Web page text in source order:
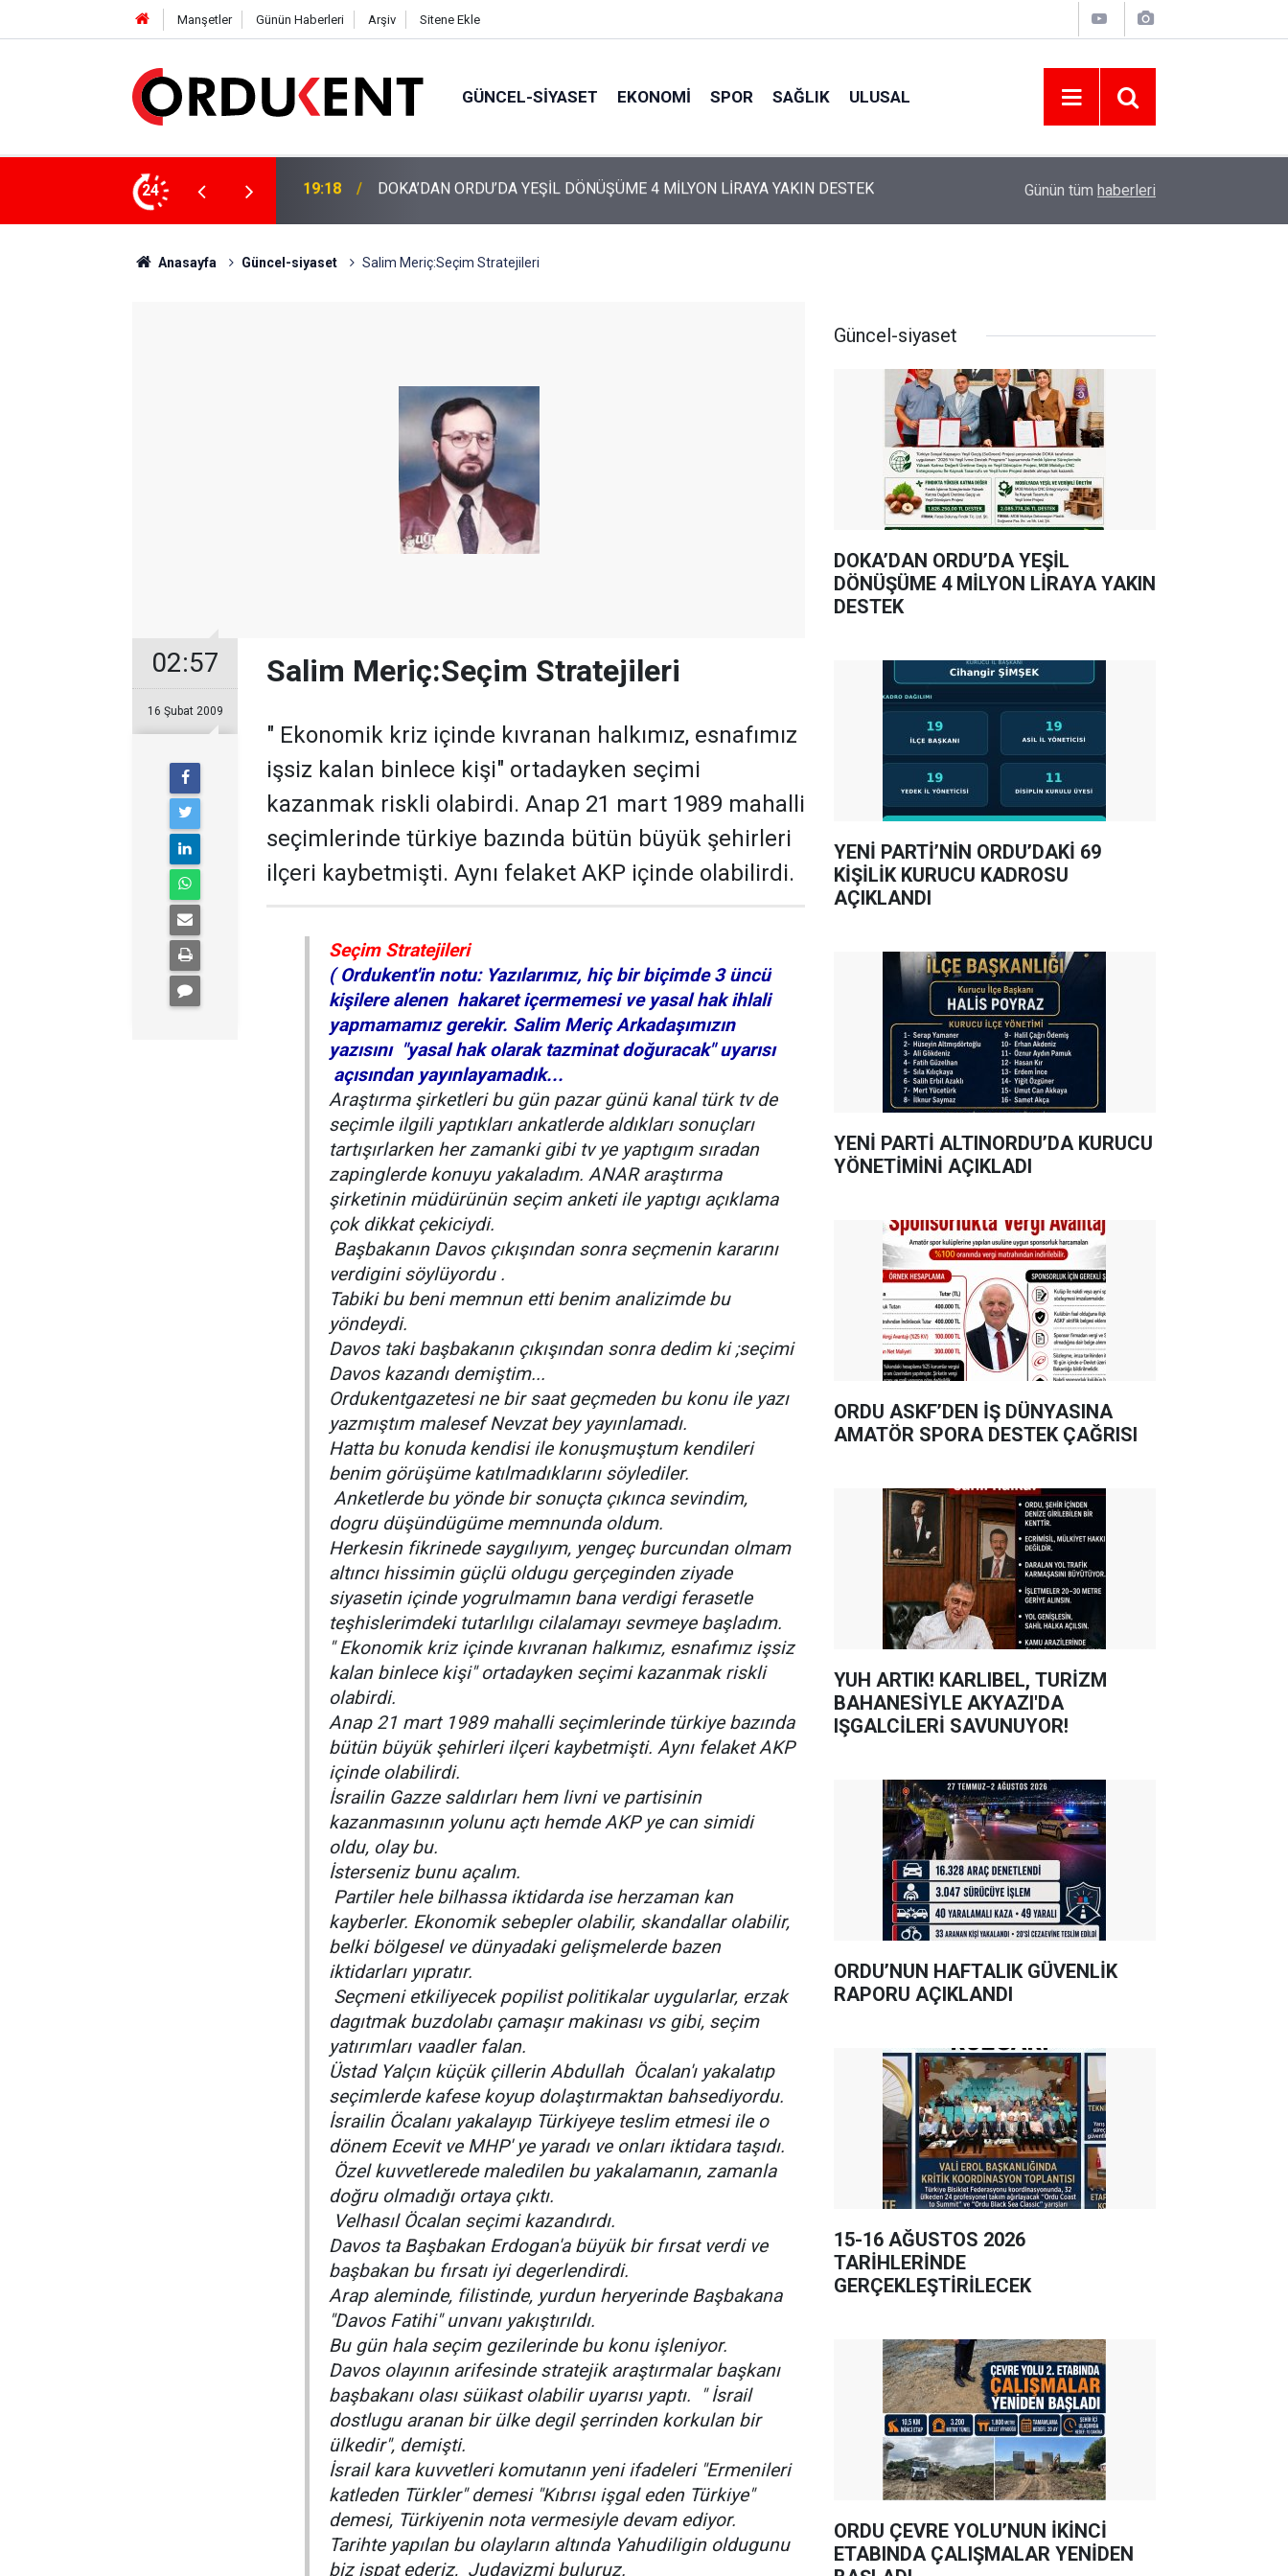
Manşetler Günün Haberleri Arşiv Sitene Ekle
GÜNCEL-SIYASET EKONOMI SPOR SAĞLIK ULUSAL
24
4 MİLYON LİRAYA YAKIN DESTEK 12:46 YENİ PARTİ’NİN ORDU’DAKİ 69 KİŞİLİK KURUCU KADROSU AÇIKLANDI YENİ PARTİ ALTINORDU’DA KURUCU
Günün tüm haberleri
Anasayfa Güncel-siyaset Salim Meriç:Seçim Stratejileri
02:57
16 Şubat 2009
Salim Meriç:Seçim Stratejileri
" Ekonomik kriz içinde kıvranan halkımız, esnafımız
işsiz kalan binlece kişi" ortadayken seçimi
kazanmak riskli olabirdi. Anap 21 mart 1989 mahalli
seçimlerinde türkiye bazında bütün büyük şehirleri
ilçeri kaybetmişti. Aynı felaket AKP içinde olabilirdi.
Seçim Stratejileri
( Ordukent'in notu: Yazılarımız, hiç bir biçimde 3 üncü
kişilere alenen hakaret içermemesi ve yasal hak ihlali
yapmamamız gerekir. Salim Meriç Arkadaşımızın
yazısını "yasal hak olarak tazminat doğuracak" uyarısı
açısından yayınlayamadık...
Araştırma şirketleri bu gün pazar günü kanal türk tv de
seçimle ilgili yaptıkları ankatlerde aldıkları sonuçları
tartışırlarken her zamanki gibi tv ye yaptıgım sıradan
zapinglerde konuyu yakaladım. ANAR araştırma
şirketinin müdürünün seçim anketi ile yaptıgı açıklama
çok dikkat çekiciydi.
Başbakanın Davos çıkışından sonra seçmenin kararını
verdigini söylüyordu .
Tabiki bu beni memnun etti benim analizimde bu
yöndeydi.
Davos taki başbakanın çıkışından sonra dedim ki ;seçimi
Davos kazandı demiştim...
Ordukentgazetesi ne bir saat geçmeden bu konu ile yazı
yazmıştım malesef Nevzat bey yayınlamadı.
Hatta bu konuda kendisi ile konuşmuştum kendileri
benim görüşüme katılmadıklarını söylediler.
Anketlerde bu yönde bir sonuçta çıkınca sevindim,
dogru düşündügüme memnunda oldum.
Herkesin fikrinede saygılıyım, yengeç burcundan olmam
altıncı hissimin güçlü oldugu gerçeginden ziyade
siyasetin içinde yogrulmamın bana verdigi ferasetle
teşhislerimdeki tutarlılıgı cilalamayı sevmeye başladım.
" Ekonomik kriz içinde kıvranan halkımız, esnafımız işsiz
kalan binlece kişi" ortadayken seçimi kazanmak riskli
olabirdi.
Anap 21 mart 1989 mahalli seçimlerinde türkiye bazında
bütün büyük şehirleri ilçeri kaybetmişti. Aynı felaket AKP
içinde olabilirdi.
İsrailin Gazze saldırları hem livni ve partisinin
kazanmasının yolunu açtı hemde AKP ye can simidi
oldu, olay bu.
İsterseniz bunu açalım.
Partiler hele bilhassa iktidarda ise herzaman kan
kayberler. Ekonomik sebepler olabilir, skandallar olabilir,
belki bölgesel ve dünyadaki gelişmelerde bazen
iktidarları yıpratır.
Seçmeni etkiliyecek popilist politikalar uygularlar, erzak
dagıtmak buzdolabı çamaşır makinası vs gibi, seçim
yatırımları vaadler falan.
Üstad Yalçın küçük çillerin Abdullah Öcalan'ı yakalatıp
seçimlerde kafese koyup dolaştırmaktan bahsediyordu.
İsrailin Öcalanı yakalayıp Türkiyeye teslim etmesi ile o
dönem Ecevit ve MHP' ye yaradı ve onları iktidara taşıdı.
Özel kuvvetlerede maledilen bu yakalamanın, zamanla
doğru olmadığı ortaya çıktı.
Velhasıl Öcalan seçimi kazandırdı.
Davos ta Başbakan Erdogan'a büyük bir fırsat verdi ve
başbakan bu fırsatı iyi degerlendirdi.
Arap aleminde, filistinde, yurdun heryerinde Başbakana
"Davos Fatihi" unvanı yakıştırıldı.
Bu gün hala seçim gezilerinde bu konu işleniyor.
Davos olayının arifesinde stratejik araştırmalar başkanı
başbakanı olası süikast olabilir uyarısı yaptı. " İsrail
dostlugu aranan bir ülke degil şerrinden korkulan bir
ülkedir", demişti.
İsrail kara kuvvetleri komutanın yeni ifadeleri "Ermenileri
katleden Türkler" demesi "Kıbrısı işgal eden Türkiye"
demesi, Türkiyenin nota vermesiyle devam ediyor.
Tarihte yapılan bu olayların altında Yahudiligin oldugunu
biz ispat ederiz, Judayizmi buluruz.
Güncel-siyaset
DOKA’DAN ORDU’DA YEŞİL
DÖNÜŞÜME 4 MİLYON LİRAYA YAKIN
DESTEK
YENİ PARTİ’NİN ORDU’DAKİ 69
KİŞİLİK KURUCU KADROSU
AÇIKLANDI
YENİ PARTİ ALTINORDU’DA KURUCU
YÖNETİMİNİ AÇIKLADI
ORDU ASKF’DEN İŞ DÜNYASINA
AMATÖR SPORA DESTEK ÇAĞRISI
YUH ARTIK! KARLIBEL, TURİZM
BAHANESİYLE AKYAZI'DA
IŞGALCİLERİ SAVUNUYOR!
ORDU’NUN HAFTALIK GÜVENLİK
RAPORU AÇIKLANDI
15-16 AĞUSTOS 2026
TARİHLERİNDE
GERÇEKLEŞTİRİLECEK
ORDU ÇEVRE YOLU’NUN İKİNCİ
ETABINDA ÇALIŞMALAR YENİDEN